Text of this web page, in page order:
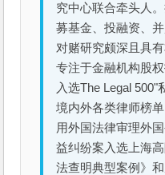
究中心联合牵头人
募基金、投融资、
对赌研究颇深且具
专注于金融机构股
入选The Legal
境内外各类律师榜
用外国法律审理外
益纠纷案入选上海
法查明典型案例》